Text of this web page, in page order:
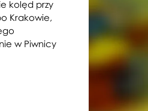
kolęd przy
Krakowie,
w Piwnicy